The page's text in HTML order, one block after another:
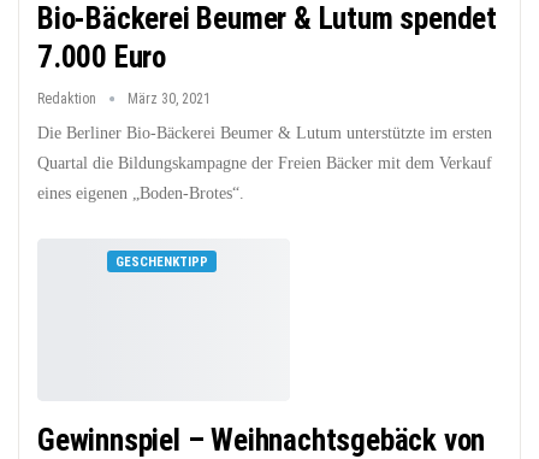
Bio-Bäckerei Beumer & Lutum spendet
7.000 Euro
Redaktion März 30, 2021
Die Berliner Bio-Bäckerei Beumer & Lutum unterstützte im ersten
Quartal die Bildungskampagne der Freien Bäcker mit dem Verkauf
eines eigenen „Boden-Brotes“.
GESCHENKTIPP
Gewinnspiel – Weihnachtsgebäck von